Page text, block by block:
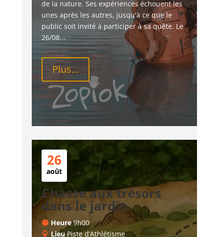
de la nature. Ses expériences échouent les
unes après les autres, jusqu'à ce que le
public soit invité à participer à sa quête. Le
26/08...
Plus...
26
août
Chasse aux trésors
dans le jardin
Heure9h00
LieuPiste d’Athlétisme